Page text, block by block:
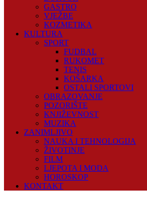
GASTRO
VJEŽBE
KOZMETIKA
KULTURA
SPORT
FUDBAL
RUKOMET
TENIS
KOŠARKA
OSTALI SPORTOVI
OBRAZOVANJE
POZORIŠTE
KNJIŽEVNOST
MUZIKA
ZANIMLJIVO
NAUKA I TEHNOLOGIJA
ŽIVOTINJE
FILM
LJEPOTA I MODA
HOROSKOP
KONTAKT